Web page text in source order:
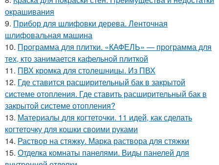
окрашивания
9. Прибор для шлифовки дерева. Ленточная
шлифовальная машина
10. Программа для плитки. «КАФЕЛЬ» — программа для
тех, кто занимается кафельной плиткой
11. ПВХ кромка для столешницы. Из ПВХ
12. Где ставится расширительный бак в закрытой
системе отопления. Где ставить расширительный бак в
закрытой системе отопления?
13. Материалы для когтеточки. 11 идей, как сделать
когтеточку для кошки своими руками
14. Раствор на стяжку. Марка раствора для стяжки
15. Отделка комнаты панелями. Виды панелей для